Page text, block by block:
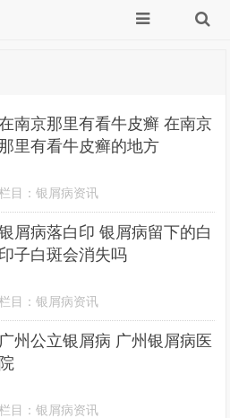
南京那里有看牛皮癣 在南京
那里有看牛皮癣的地方
目：银屑病资讯
屑病落白印 银屑病留下的白
印子白斑会消失吗
目：银屑病资讯
广州公立银屑病 广州银屑病医
院
目：银屑病资讯